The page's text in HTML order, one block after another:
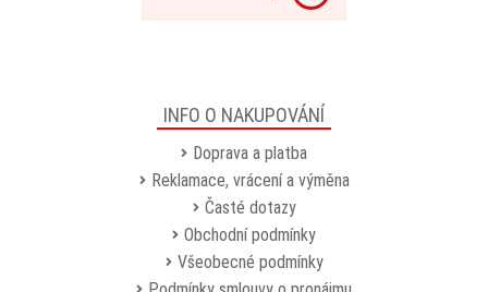
INFO O NAKUPOVÁNÍ
Doprava a platba
Reklamace, vrácení a výměna
Časté dotazy
Obchodní podmínky
Všeobecné podmínky